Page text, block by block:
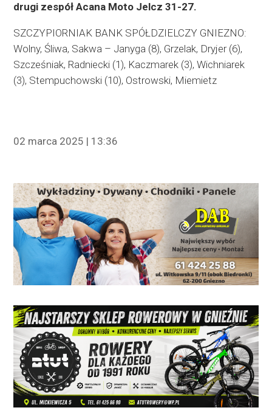
drugi zespół Acana Moto Jelcz 31-27.
SZCZYPIORNIAK BANK SPÓŁDZIELCZY GNIEZNO:
Wolny, Śliwa, Sakwa – Janyga (8), Grzelak, Dryjer (6),
Szcześniak, Radniecki (1), Kaczmarek (3), Wichniarek
(3), Stempuchowski (10), Ostrowski, Miemietz
02 marca 2025 | 13:36